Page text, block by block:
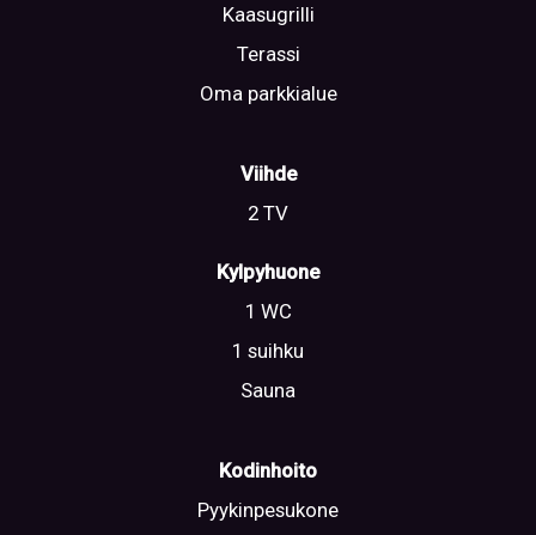
Kaasugrilli
Terassi
Oma parkkialue
Viihde
2 TV
Kylpyhuone
1 WC
1 suihku
Sauna
Kodinhoito
Pyykinpesukone